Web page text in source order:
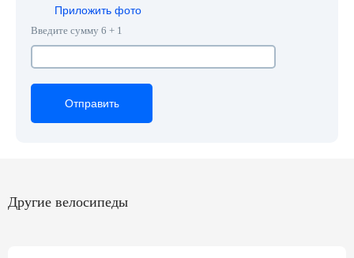
Приложить фото
Введите сумму 6 + 1
Отправить
Отправить
Отправить
Другие велосипеды